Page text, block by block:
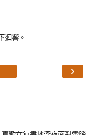
迴響。
›